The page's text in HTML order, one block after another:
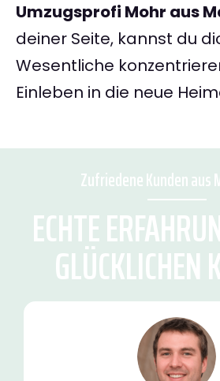
Umzugsprofi Mohr aus
deiner Seite, kannst du
Wesentliche
Einleben in die neue
Zufriedene Kunden aus
ECHTE
GLÜCKLICHEN